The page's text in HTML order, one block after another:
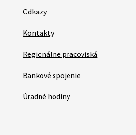
Odkazy
Kontakty
Regionálne pracoviská
Bankové spojenie
Úradné hodiny